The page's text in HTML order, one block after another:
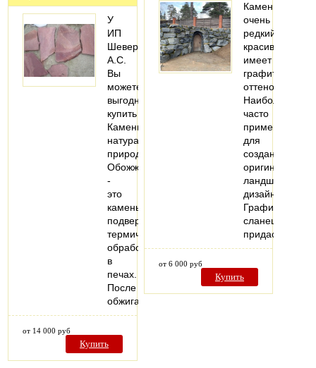
У
ИП
Шеверев
А.С.
Вы
можете
выгодно
купить
Камень
натуральный
природный
Обожжённый
-
это
камень
подверженный
термической
обработке
в
печах.
После
обжига…
от 14 000 руб
Купить
Камень
очень
редкий,
красивый
имеет
графитовый
оттенок.
Наиболее
часто
применяется
для
создания
оригинального
ландшафтного
дизайна.
Графитовый
сланец
придаст…
от 6 000 руб
Купить